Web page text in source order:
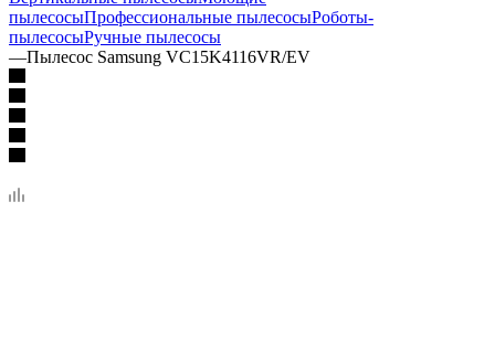
пылесосыПрофессиональные пылесосыРоботы-
пылесосыРучные пылесосы
—Пылесос Samsung VC15K4116VR/EV